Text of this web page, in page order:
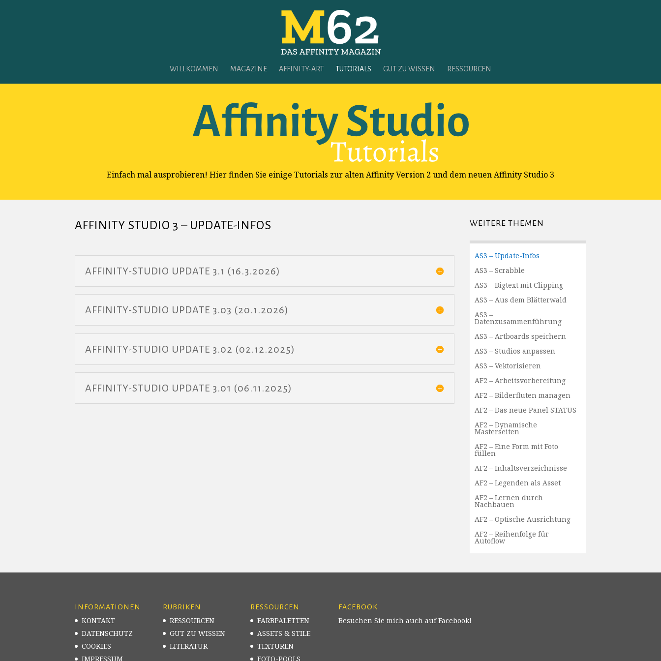
WILLKOMMEN MAGAZINE AFFINITY-ART TUTORIALS GUT ZU WISSEN RESSOURCEN
Einfach mal ausprobieren! Hier finden Sie einige Tutorials zur alten Affinity Version 2 und dem neuen Affinity Studio 3
AFFINITY STUDIO 3 – UPDATE-INFOS
AFFINITY-STUDIO UPDATE 3.1 (16.3.2026)
AFFINITY-STUDIO UPDATE 3.03 (20.1.2026)
AFFINITY-STUDIO UPDATE 3.02 (02.12.2025)
AFFINITY-STUDIO UPDATE 3.01 (06.11.2025)
WEITERE THEMEN
AS3 – Update-Infos
AS3 – Scrabble
AS3 – Bigtext mit Clipping
AS3 – Aus dem Blätterwald
AS3 –
Datenzusammenführung
AS3 – Artboards speichern
AS3 – Studios anpassen
AS3 – Vektorisieren
AF2 – Arbeitsvorbereitung
AF2 – Bilderfluten managen
AF2 – Das neue Panel STATUS
AF2 – Dynamische
Masterseiten
AF2 – Eine Form mit Foto
füllen
AF2 – Inhaltsverzeichnisse
AF2 – Legenden als Asset
AF2 – Lernen durch
Nachbauen
AF2 – Optische Ausrichtung
AF2 – Reihenfolge für
Autoflow
INFORMATIONEN
KONTAKT
DATENSCHUTZ
COOKIES
IMPRESSUM
RUBRIKEN
RESSOURCEN
GUT ZU WISSEN
LITERATUR
RESSOURCEN
FARBPALETTEN
ASSETS & STILE
TEXTUREN
FOTO-POOLS
FACEBOOK
Besuchen Sie mich auch auf Facebook!